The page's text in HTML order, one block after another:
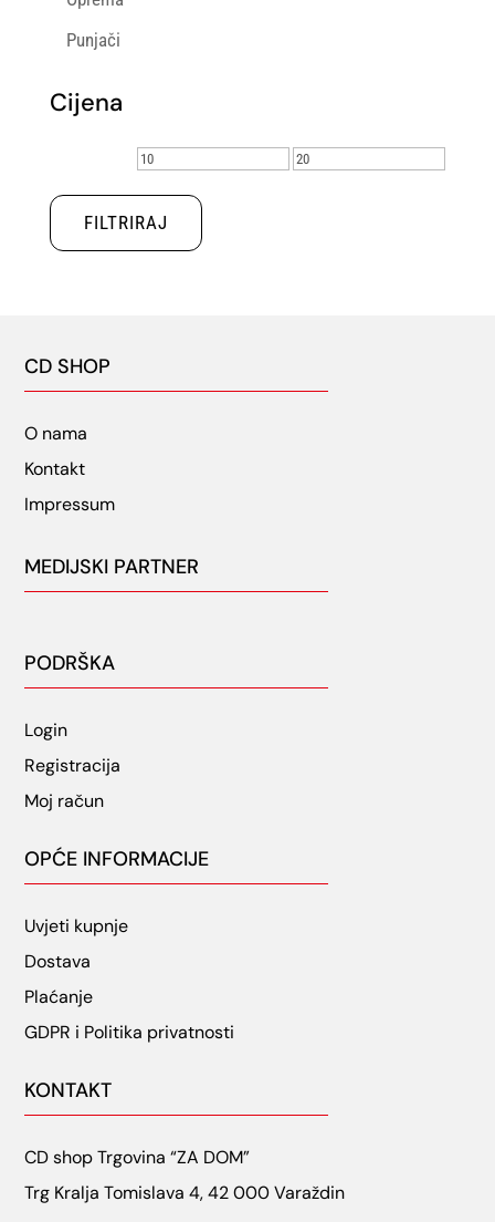
Punjači
Cijena
Min
cijena
Maks
FILTRIRAJ
CD SHOP
O nama
Kontakt
Impressum
MEDIJSKI PARTNER
PODRŠKA
Login
Registracija
Moj račun
OPĆE INFORMACIJE
Uvjeti kupnje
Dostava
Plaćanje
GDPR i Politika privatnosti
KONTAKT
CD shop Trgovina “ZA DOM”
Trg Kralja Tomislava 4, 42 000 Varaždin